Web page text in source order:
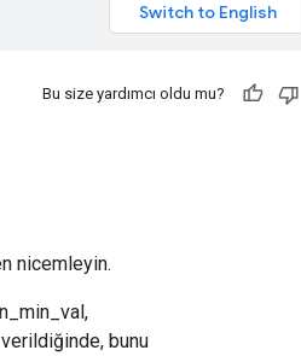
Bu size yardımcı oldu mu?
nicemleyin.
bunu